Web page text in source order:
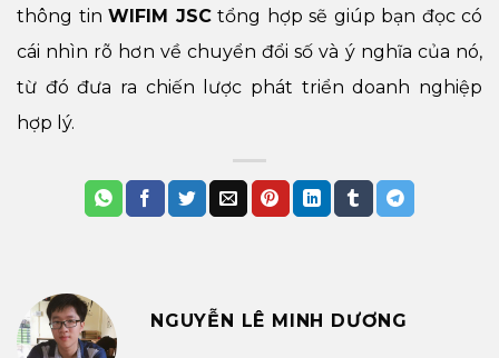
thông tin WIFIM JSCtổng hợp sẽ giúp bạn đọc có
cái nhìn rõ hơn về chuyển đổi số và ý nghĩa của nó,
từ đó đưa ra chiến lược phát triển doanh nghiệp
hợp lý.
NGUYỄN LÊ MINH DƯƠNG